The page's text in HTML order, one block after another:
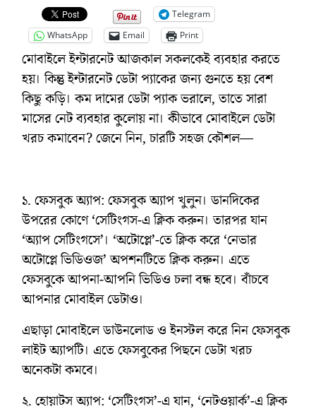
Telegram
WhatsApp
Email Print
মোবাইলে ইন্টারনেট আজকাল সকলকেই ব্যবহার করতে
হয়। কিন্তু ইন্টারনেট ডেটা প্যাকের জন্য গুনতে হয় বেশ
কিছু কড়ি। কম দামের ডেটা প্যাক ভরালে, তাতে সারা
মাসের নেট ব্যবহার কুলোয় না। কীভাবে মোবাইলে ডেটা
খরচ কমাবেন? জেনে নিন, চারটি সহজ কৌশল—
১. ফেসবুক অ্যাপ: ফেসবুক অ্যাপ খুলুন। ডানদিকের
উপরের কোণে ‘সেটিংগস-এ ক্লিক করুন। তারপর যান
‘অ্যাপ সেটিংগসে’। ‘অটোপ্লে’-তে ক্লিক করে ‘নেভার
অটোপ্লে ভিডিওজ’ অপশনটিতে ক্লিক করুন। এতে
ফেসবুকে আপনা-আপনি ভিডিও চলা বন্ধ হবে। বাঁচবে
আপনার মোবাইল ডেটাও।
এছাড়া মোবাইলে ডাউনলোড ও ইনস্টল করে নিন ফেসবুক
লাইট অ্যাপটি। এতে ফেসবুকের পিছনে ডেটা খরচ
অনেকটা কমবে।
২. হোয়াটস অ্যাপ: ‘সেটিংগস’-এ যান, ‘নেটওয়ার্ক’-এ ক্লিক